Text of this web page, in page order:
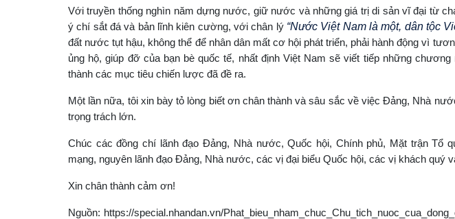
Với truyền thống nghìn năm dựng nước, giữ nước và những giá trị di sản vĩ đại từ
ý chí sắt đá và bản lĩnh kiên cường, với chân lý “Nước Việt Nam là một, dân tộc
đất nước tụt hậu, không thể để nhân dân mất cơ hội phát triển, phải hành động vì
ủng hộ, giúp đỡ của bạn bè quốc tế, nhất định Việt Nam sẽ viết tiếp những
thành các mục tiêu chiến lược đã đề ra.
Một lần nữa, tôi xin bày tỏ lòng biết ơn chân thành và sâu sắc về việc Đảng, Nhà
trọng trách lớn.
Chúc các đồng chí lãnh đạo Đảng, Nhà nước, Quốc hội, Chính phủ, Mặt trận Tổ
mạng, nguyên lãnh đạo Đảng, Nhà nước, các vị đại biểu Quốc hội, các vị khách quý
Xin chân thành cảm ơn!
Nguồn: https://special.nhandan.vn/